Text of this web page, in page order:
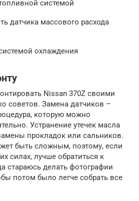
системой
датчика массового расхода
охлаждения
Nissan 370Z своими
советов. Замена датчиков –
которую можно
Устранение утечек масла
прокладок или сальников.
быть сложным, поэтому, если
силах, лучше обратиться к
стараюсь делать фотографии
потом было легче собрать все